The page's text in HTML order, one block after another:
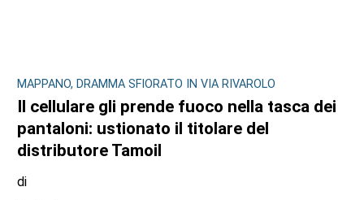
MAPPANO, DRAMMA SFIORATO IN VIA RIVAROLO
Il cellulare gli prende fuoco nella tasca dei
pantaloni: ustionato il titolare del
distributore Tamoil
di